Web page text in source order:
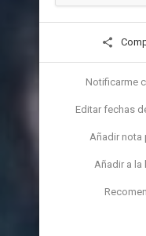
Notificarme
Editar fechas
Añadir nota
Añadir a la